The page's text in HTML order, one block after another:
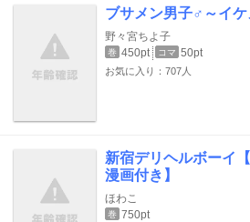
ブサメン男子♂～イ
野々宮ちよ子
巻 450pt コマ 50pt
お気に入り：707人
新宿デリヘルボーイ
漫画付き】
ほわこ
巻 750pt